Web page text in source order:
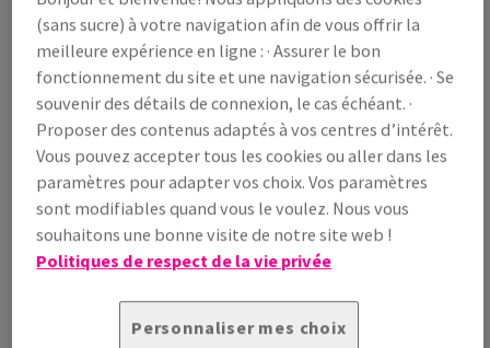
/ 1 000 feuille(s)
(86,4 kg )
EN STOCK
Guide des quantités
−
Outil de coupe
(sans sucre) à votre navigation afin de vous offrir la
meilleure expérience en ligne : · Assurer le bon
fonctionnement du site et une navigation sécurisée. · Se
souvenir des détails de connexion, le cas échéant. ·
Proposer des contenus adaptés à vos centres d’intérêt.
Vous pouvez accepter tous les cookies ou aller dans les
paramètres pour adapter vos choix. Vos paramètres
sont modifiables quand vous le voulez. Nous vous
souhaitons une bonne visite de notre site web !
Politiques de respect de la vie privée
Personnaliser mes choix